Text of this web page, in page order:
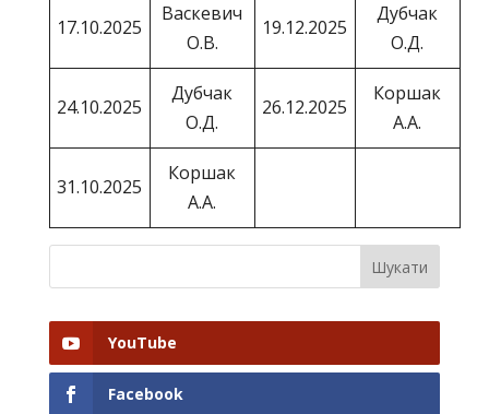
17.10.2025
Васкевич
О.В.
19.12.2025
Дубчак
О.Д.
24.10.2025
Дубчак
О.Д.
26.12.2025
Коршак
А.А.
31.10.2025
Коршак
А.А.
YouTube
Facebook